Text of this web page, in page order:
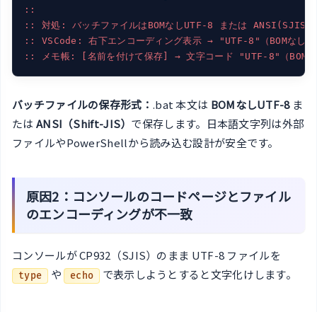
::
:: 対処: バッチファイルはBOMなしUTF-8 または ANSI(SJIS)
:: VSCode: 右下エンコーディング表示 → "UTF-8"（BOMなし）
:: メモ帳: [名前を付けて保存] → 文字コード "UTF-8"（BOMな
バッチファイルの保存形式： .bat 本文は BOMなしUTF-8ま
たは ANSI（Shift-JIS） で保存します。日本語文字列は外部
ファイルやPowerShellから読み込む設計が安全です。
原因2：コンソールのコードページとファイル
のエンコーディングが不一致
コンソールが CP932（SJIS）のまま UTF-8 ファイルを
type や echo で表示しようとすると文字化けします。